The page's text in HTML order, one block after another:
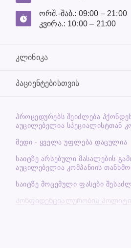
ორშ.-შაბ.: 09:00 – 21:00
კვირა.: 10:00 – 21:00
კლინიკა
პაციენტებისთვის
ᲞᲠᲝᲪᲔᲓᲣᲠᲔᲑᲡ ᲨᲔᲘᲫᲚᲔᲑᲐ ᲰᲥᲝᲜᲓᲔᲡ
ᲐᲣᲪᲘᲚᲔᲑᲔᲚᲘᲐ ᲡᲞᲔᲪᲘᲐᲚᲘᲡᲢᲗᲐᲜ
მედი - ყველა უფლება დაცულია
საიტზე არსებული მასალების
აუცილებელია კომპანიის
საიტზე მოცემული ფასები
Კონფიდენციალურობის